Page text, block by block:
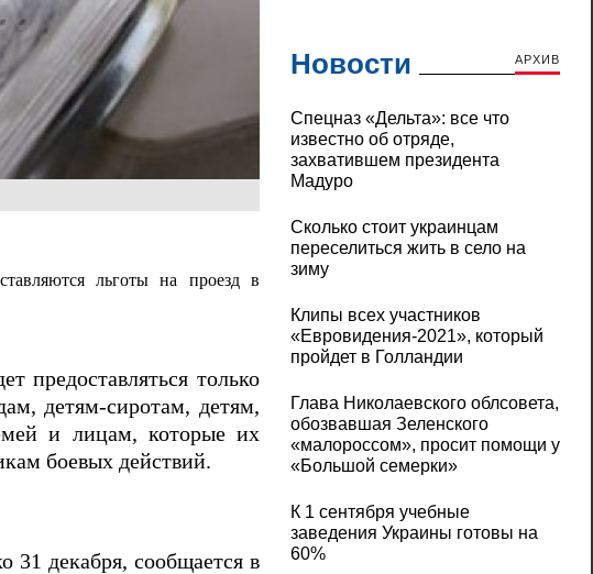
льготы на проезд в
предоставляться только
детям-сиротам, детям,
и лицам, которые их
боевых действий.
31 декабря, сообщается в
Новости АРХИВ
Cпецназ «Дельта»: все что
известно об отряде,
захватившем президента
Мадуро
Сколько стоит украинцам
переселиться жить в село на
зиму
Клипы всех участников
«Евровидения-2021», который
пройдет в Голландии
Глава Николаевского облсовета,
обозвавшая Зеленского
«малороссом», просит помощи у
«Большой семерки»
К 1 сентября учебные
заведения Украины готовы на
60%